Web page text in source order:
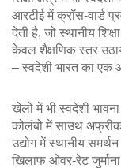
आरटीई में क्रॉस‑वार्ड
देती है, जो स्थानीय
केवल शैक्षणिक स्तर
– स्वदेशी भारत का एक
खेलों में भी स्वदेशी
कोलंबो में साउथ
उद्योग में स्थानीय
खिलाफ ओवर‑रेट